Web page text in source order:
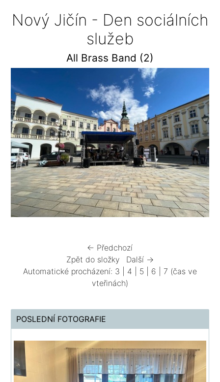
Nový Jičín - Den sociálních
služeb
All Brass Band (2)
← Předchozí
Zpět do složky
Další →
Automatické procházení: 3 4 5 6 7 (čas ve
vteřinách)
POSLEDNÍ FOTOGRAFIE